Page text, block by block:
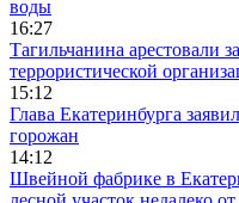
воды
16:27
Тагильчанина арестовали
террористической
15:12
Глава Екатеринбурга
горожан
14:12
Швейной фабрике в